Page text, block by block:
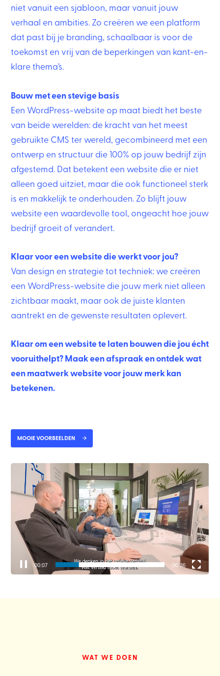
niet vanuit een sjabloon, maar vanuit jouw
verhaal en ambities. Zo creëren we een platform
dat past bij je branding, schaalbaar is voor de
toekomst en vrij van de beperkingen van kant-en-
klare thema’s.
Bouw met een stevige basis
Een WordPress-website op maat biedt het beste
van beide werelden: de kracht van het meest
gebruikte CMS ter wereld, gecombineerd met een
ontwerp en structuur die 100% op jouw bedrijf zijn
afgestemd. Dat betekent een website die er niet
alleen goed uitziet, maar die ook functioneel sterk
is en makkelijk te onderhouden. Zo blijft jouw
website een waardevolle tool, ongeacht hoe jouw
bedrijf groeit of verandert.
Klaar voor een website die werkt voor jou?
Van design en strategie tot techniek: we creëren
een WordPress-website die jouw merk niet alleen
zichtbaar maakt, maar ook de juiste klanten
aantrekt en de gewenste resultaten oplevert.
Klaar om een website te laten bouwen die jou écht
vooruithelpt? Maak een afspraak en ontdek wat
een maatwerk website voor jouw merk kan
betekenen.
MOOIE VOORBEELDEN
Videospeler
00:08 00:36
WAT WE DOEN